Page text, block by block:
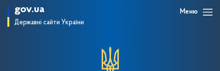
gov.ua
Державні сайти України
Меню